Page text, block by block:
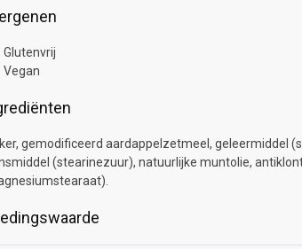
Glutenvrij
Vegan
gemodificeerd aardappelzetmeel, geleermiddel
(stearinezuur), natuurlijke muntolie,